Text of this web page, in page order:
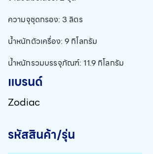
ความจุชุดกรอง: 3 ลิตร
น้ำหนักตัวเครื่อง: 9 กิโลกรัม
น้ำหนักรวมบรรจุภัณฑ์: 11.9 กิโลกรัม
แบรนด์
Zodiac
รหัสสินค้า/รุ่น